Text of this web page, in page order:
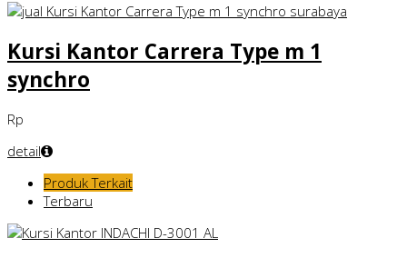
Kursi Kantor Carrera Type m 1
synchro
Rp
detail
Produk Terkait
Terbaru